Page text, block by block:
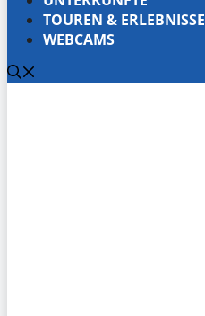
TOUREN & ERLEBNISSE
WEBCAMS